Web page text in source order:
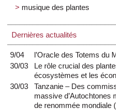
musique des plantes
Dernières actualités
9/04 l’Oracle des Totems du
30/03
Le rôle crucial des
écosystèmes et les
30/03
Tanzanie – Des
massive d’Autochtones
de renommée mondiale (